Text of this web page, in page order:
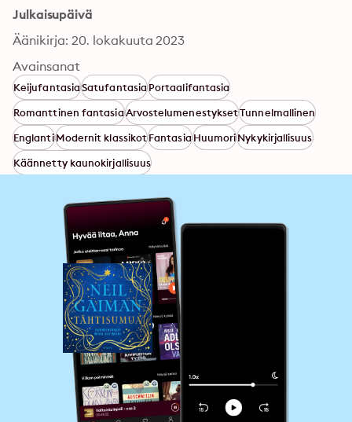
Julkaisupäivä
Äänikirja: 20. lokakuuta 2023
Avainsanat
KeijufantasiaSatufantasiaPortaalifantasia
Romanttinen fantasiaArvostelumenestyksetTunnelmallinen
EnglantiModernit klassikotFantasiaHuumoriNykykirjallisuus
Käännetty kaunokirjallisuus